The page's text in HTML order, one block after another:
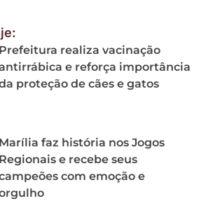
Prefeitura realiza vacinação
e reforça importância
proteção de cães e gatos
Marília faz história nos Jogos
Regionais e recebe seus
com emoção e